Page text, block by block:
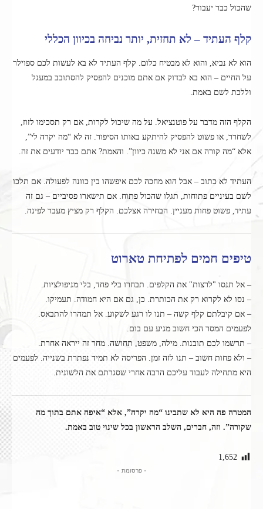
שהכול כבר יעבור?
קלף העתיד – לא תחזית, יותר נביחה בכיוון הכללי
הוא לא נביא, והוא לא מבטיח כלום. קלף העתיד לא בא לעשות לכם ספוילר
על החיים – הוא בא לבדוק אם אתם מוכנים להפסיק להסתובב במעגל
וללכת לשם באמת.
הקלף הזה מדבר על פוטנציאל. על מה שיכול לקרות, אם רק תסכימו לזוז,
לשחרר, או פשוט להפסיק להיתקע באותו הסיפור. זה לא “מה יקרה לי”,
אלא “מה קורה אם אני לא משנה כיוון”. והאמת? אתם כבר יודעים את זה.
העתיד לא כתוב – אבל הוא מחכה לכם איפשהו בין כוונה לפעולה. אם תלכו
לשם בעיניים פתוחות, תגלו שהכול פתוח. אם תישארו פסיביים – גם זה
עתיד, פשוט פחות מעניין. הבחירה אצלכם. הקלף רק מציץ מעבר לפינה.
טיפים חמים לפתיחת טארוט
– אל תנסו "לרצות" את הקלפים. תבחרו בלי פחד, בלי מניפולציות.
– נסו לא לקרוא רק את הכותרת. כן, גם אם היא חמודה. תעמיקו.
– אם קיבלתם קלף קשה – תנו לו רגע לשקוע. אל תמהרו להתבאס.
לפעמים המסר הכי חשוב מגיע עם בום.
– תרשמו לכם תובנות. מילה, משפט, תחושה. מחר זה ייראה אחרת.
– ולא פחות חשוב – תנו לזה זמן. הפריסה לא תמיד נפתרת בשנייה. לפעמים
היא מתחילה לעבוד עליכם הרבה אחרי שסגרתם את הלשונית.
המטרה פה היא לא שתבינו “מה יקרה”, אלא “איפה אתם בתוך מה
שקורה”. וזה, חברים, השלב הראשון בכל שינוי טוב באמת.
1,652
- פרסומת -